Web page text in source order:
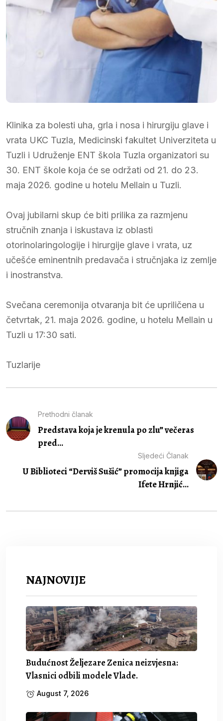
Klinika za bolesti uha, grla i nosa i hirurgiju glave i
vrata UKC Tuzla, Medicinski fakultet Univerziteta u
Tuzli i Udruženje ENT škola Tuzla organizatori su
30. ENT škole koja će se održati od 21. do 23.
maja 2026. godine u hotelu Mellain u Tuzli.
Ovaj jubilarni skup će biti prilika za razmjenu
stručnih znanja i iskustava iz oblasti
otorinolaringologije i hirurgije glave i vrata, uz
učešće eminentnih predavača i stručnjaka iz zemlje
i inostranstva.
Svečana ceremonija otvaranja bit će upriličena u
četvrtak, 21. maja 2026. godine, u hotelu Mellain u
Tuzli u 17:30 sati.
Tuzlarije
Prethodni članak
Predstava koja je krenula po zlu” večeras
pred...
Sljedeći Članak
U Biblioteci “Derviš Sušić” promocija knjiga
Ifete Hrnjić...
NAJNOVIJE
Budućnost Željezare Zenica neizvjesna:
Vlasnici odbili modele Vlade.
August 7, 2026